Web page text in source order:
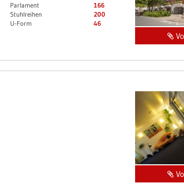
Parlament
166
Stuhlreihen
200
U-Form
46